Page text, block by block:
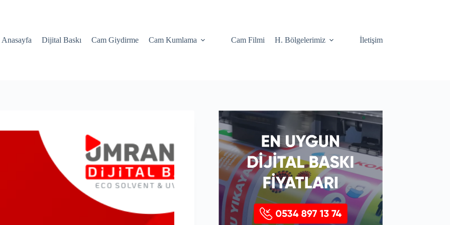
Anasayfa Dijital Baskı Cam Giydirme Cam Kumlama Cam Filmi H. Bölgelerimiz İletişim